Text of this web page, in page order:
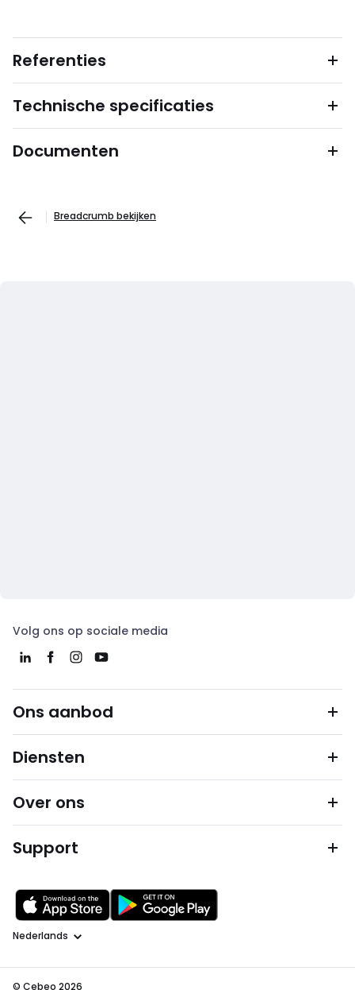
Referenties
Technische specificaties
Documenten
Breadcrumb bekijken
Volg ons op sociale media
Ons aanbod
Diensten
Over ons
Support
Taal
© Cebeo 2026